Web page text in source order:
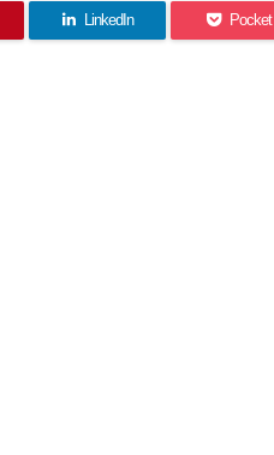
LinkedIn Pocket